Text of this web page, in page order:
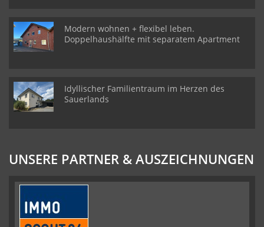
Modern wohnen + flexibel leben.
Doppelhaushälfte mit separatem Apartment
Idyllischer Familientraum im Herzen des
Sauerlands
UNSERE PARTNER & AUSZEICHNUNGEN